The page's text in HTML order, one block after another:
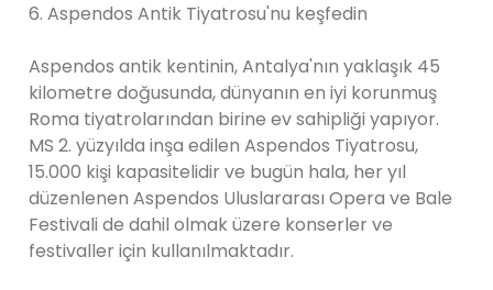
6. Aspendos Antik Tiyatrosu'nu keşfedin
Aspendos antik kentinin, Antalya'nın yaklaşık 45
kilometre doğusunda, dünyanın en iyi korunmuş
Roma tiyatrolarından birine ev sahipliği yapıyor.
MS 2. yüzyılda inşa edilen Aspendos Tiyatrosu,
15.000 kişi kapasitelidir ve bugün hala, her yıl
düzenlenen Aspendos Uluslararası Opera ve Bale
Festivali de dahil olmak üzere konserler ve
festivaller için kullanılmaktadır.